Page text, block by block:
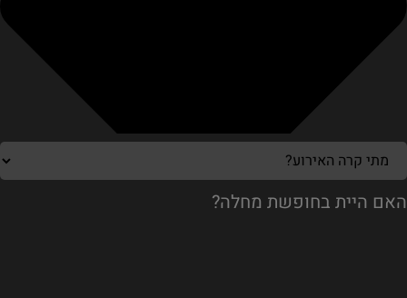
האם היית בחופשת מחלה?